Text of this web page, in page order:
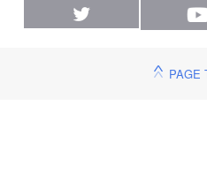
PAGE